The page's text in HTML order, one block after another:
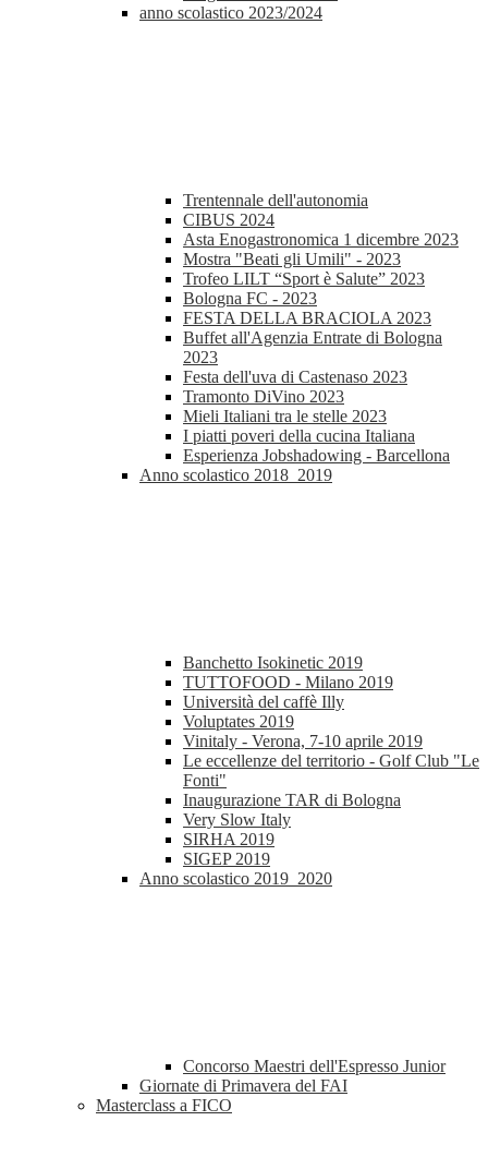
anno scolastico 2023/2024
Trentennale dell'autonomia
CIBUS 2024
Asta Enogastronomica 1 dicembre 2023
Mostra "Beati gli Umili" - 2023
Trofeo LILT “Sport è Salute” 2023
Bologna FC - 2023
FESTA DELLA BRACIOLA 2023
Buffet all'Agenzia Entrate di Bologna
2023
Festa dell'uva di Castenaso 2023
Tramonto DiVino 2023
Mieli Italiani tra le stelle 2023
I piatti poveri della cucina Italiana
Esperienza Jobshadowing - Barcellona
Anno scolastico 2018_2019
Banchetto Isokinetic 2019
TUTTOFOOD - Milano 2019
Università del caffè Illy
Voluptates 2019
Vinitaly - Verona, 7-10 aprile 2019
Le eccellenze del territorio - Golf Club "Le
Fonti"
Inaugurazione TAR di Bologna
Very Slow Italy
SIRHA 2019
SIGEP 2019
Anno scolastico 2019_2020
Concorso Maestri dell'Espresso Junior
Giornate di Primavera del FAI
Masterclass a FICO